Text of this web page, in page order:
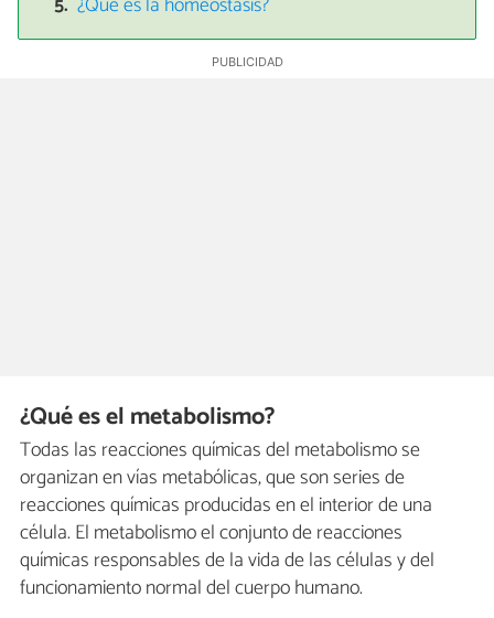
¿Qué es el metabolismo?
Todas las reacciones químicas del metabolismo se
organizan en vías metabólicas, que son series de
reacciones químicas producidas en el interior de una
célula. El metabolismo el conjunto de reacciones
químicas responsables de la vida de las células y del
funcionamiento normal del cuerpo humano.